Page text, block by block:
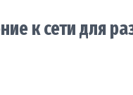
к сети для